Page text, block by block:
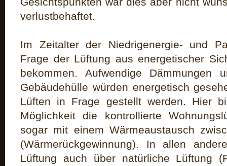
verlustbehaftet.
Im Zeitalter der Niedrigenergie- und
Frage der Lüftung aus energetischer
bekommen. Aufwendige Dämmungen
Gebäudehülle würden energetisch
Lüften in Frage gestellt werden. Hier
Möglichkeit die kontrollierte
sogar mit einem Wärmeaustausch
(Wärmerückgewinnung). In allen
Lüftung auch über natürliche Lüftung